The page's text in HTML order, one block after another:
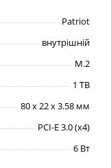
Patriot
внутрішній
M.2
1 TB
80 x 22 x 3.58 мм
PCI-E 3.0 (x4)
6 Вт